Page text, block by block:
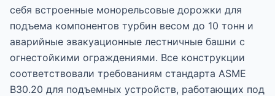
себя встроенные монорельсовые дорожки для
подъема компонентов турбин весом до 10 тонн и
аварийные эвакуационные лестничные башни с
огнестойкими ограждениями. Все конструкции
соответствовали требованиям стандарта ASME
B30.20 для подъемных устройств, работающих под